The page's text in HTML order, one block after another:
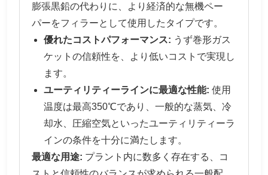
膨張黒鉛の代わりに、より経済的な無機ペー
パーをフィラーとして使用したタイプです。
優れたコストパフォーマンス: うず巻形ガス
ケットの信頼性を、より低いコストで実現し
ます。
ユーティリティーラインに最適な性能: 使用
温度は最高350℃であり、一般的な蒸気、冷
却水、圧縮空気といったユーティリティーラ
インの条件を十分に満たします。
最適な用途: プラント内に数多く存在する、コ